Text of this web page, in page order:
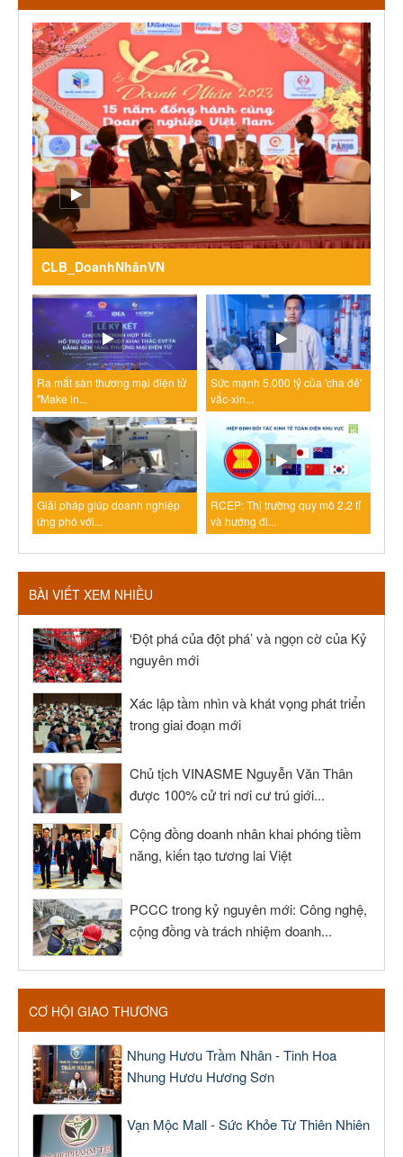
CLB_DoanhNhânVN
Ra mắt sàn thương mại điện tử
"Make in...
Sức mạnh 5.000 tỷ của 'cha đẻ'
vắc-xin...
Giải pháp giúp doanh nghiệp
ứng phó với...
RCEP: Thị trường quy mô 2,2 tỉ
và hướng đi...
BÀI VIẾT XEM NHIỀU
‘Đột phá của đột phá’ và ngọn cờ của Kỷ
nguyên mới
Xác lập tầm nhìn và khát vọng phát triển
trong giai đoạn mới
Chủ tịch VINASME Nguyễn Văn Thân
được 100% cử tri nơi cư trú giới...
Cộng đồng doanh nhân khai phóng tiềm
năng, kiến tạo tương lai Việt
PCCC trong kỷ nguyên mới: Công nghệ,
cộng đồng và trách nhiệm doanh...
CƠ HỘI GIAO THƯƠNG
Nhung Hươu Trầm Nhân - Tinh Hoa
Nhung Hươu Hương Sơn
Vạn Mộc Mall - Sức Khỏe Từ Thiên Nhiên